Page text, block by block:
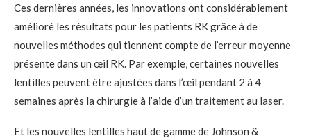
Ces dernières années, les innovations ont considérablement
amélioré les résultats pour les patients RK grâce à de
nouvelles méthodes qui tiennent compte de l’erreur moyenne
présente dans un œil RK. Par exemple, certaines nouvelles
lentilles peuvent être ajustées dans l’œil pendant 2 à 4
semaines après la chirurgie à l’aide d’un traitement au laser.
Et les nouvelles lentilles haut de gamme de Johnson &